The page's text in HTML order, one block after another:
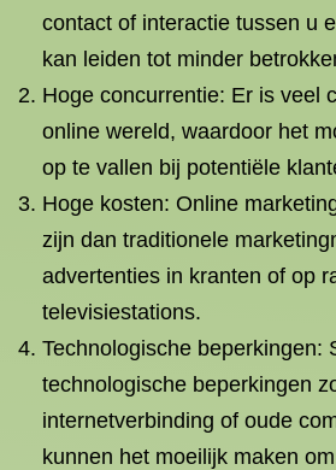
contact of interactie tussen u
kan leiden tot minder
Hoge concurrentie: Er is veel
online wereld, waardoor het
op te vallen bij potentiële
Hoge kosten: Online
zijn dan traditionele
advertenties in kranten of op
televisiestations.
Technologische beperkingen:
technologische beperkingen
internetverbinding of oude
kunnen het moeilijk maken